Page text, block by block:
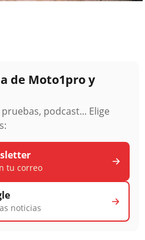
de Moto1pro y
podcast... Elige
tu correo
noticias